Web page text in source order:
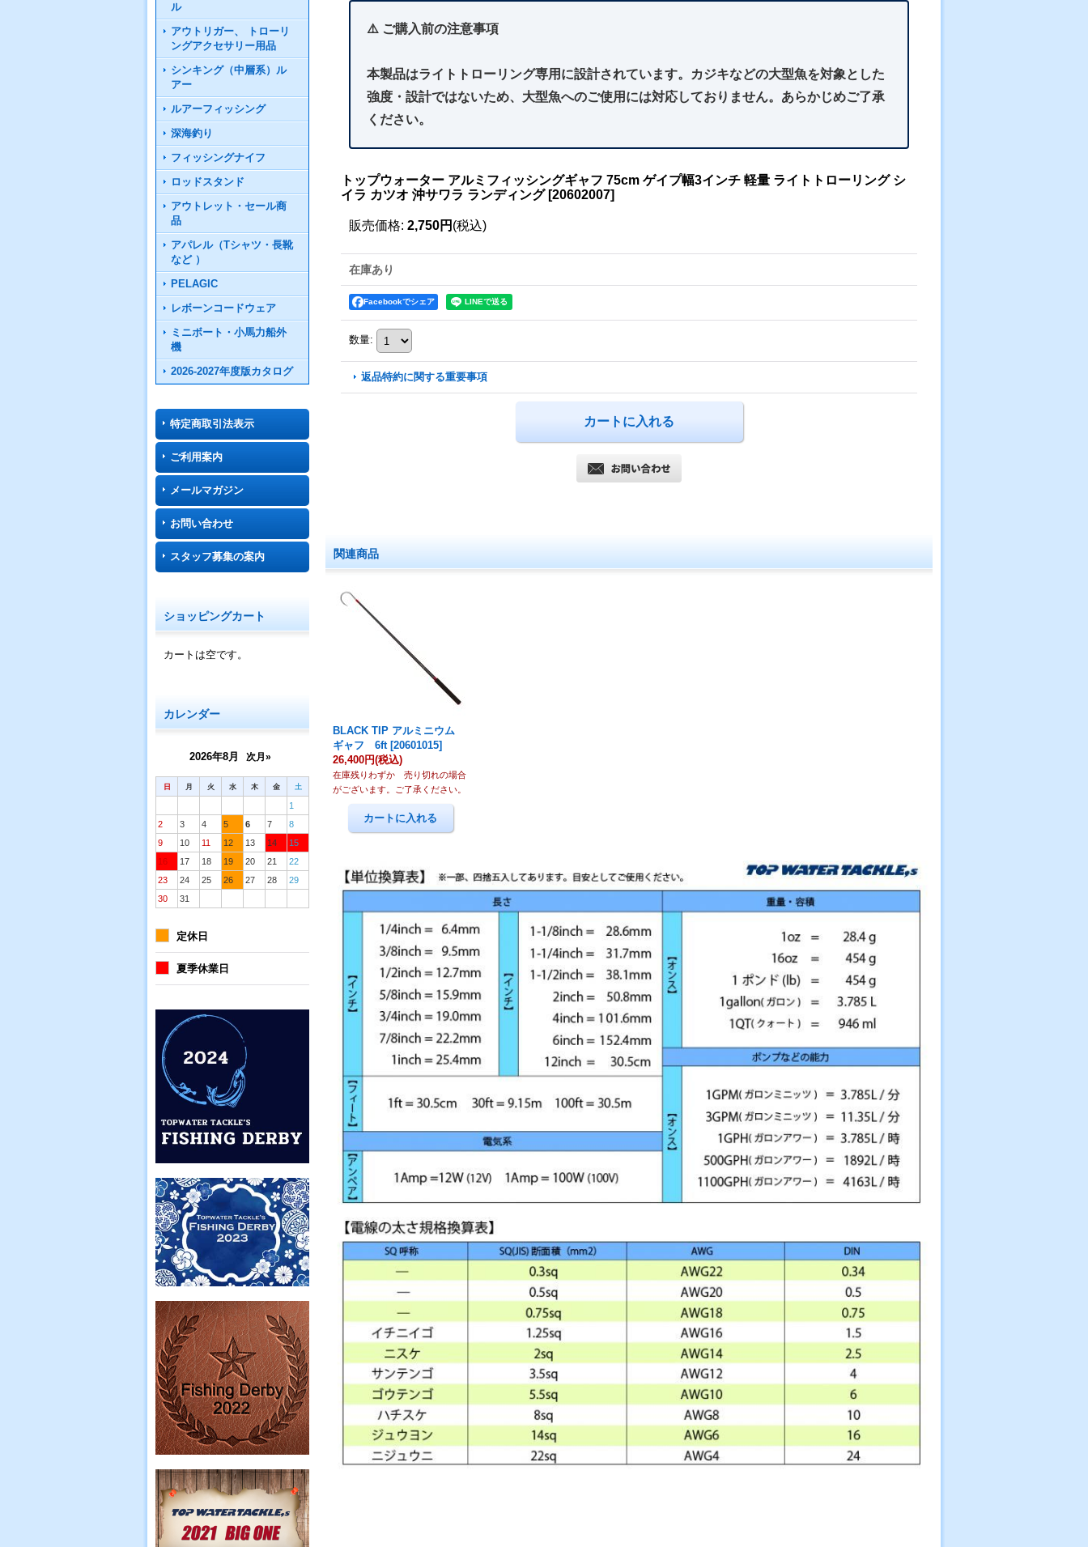
ル
アウトリガー、 トローリ
ングアクセサリー用品
シンキング（中層系）ル
アー
ルアーフィッシング
深海釣り
フィッシングナイフ
ロッドスタンド
アウトレット・セール商
品
アパレル（Tシャツ・長靴
など ）
PELAGIC
レボーンコードウェア
ミニボート・小馬力船外
機
2026-2027年度版カタログ
特定商取引法表示
ご利用案内
メールマガジン
お問い合わせ
スタッフ募集の案内
ショッピングカート
カートは空です。
カレンダー
2026年8月 次月»
日 月 火 水 木 金 土
1
2
3 4 5 6 7
8
9
10 11 12 13 14
15
16
17 18 19 20 21
22
23
24 25 26 27 28
29
30
31
定休日
夏季休業日
⚠️ ご購入前の注意事項
本製品はライトトローリング専用に設計されています。カジキなどの大型魚を対象とした
強度・設計ではないため、大型魚へのご使用には対応しておりません。あらかじめご了承
ください。
トップウォーター アルミフィッシングギャフ 75cm ゲイプ幅3インチ 軽量 ライトトローリング シ
イラ カツオ 沖サワラ ランディング [20602007]
販売価格: 2,750円 (税込)
在庫あり
Facebookでシェア
数量:
返品特約に関する重要事項
関連商品
BLACK TIP アルミニウム
ギャフ 6ft [20601015]
26,400円(税込)
在庫残りわずか 売り切れの場合
がございます。ご了承ください。